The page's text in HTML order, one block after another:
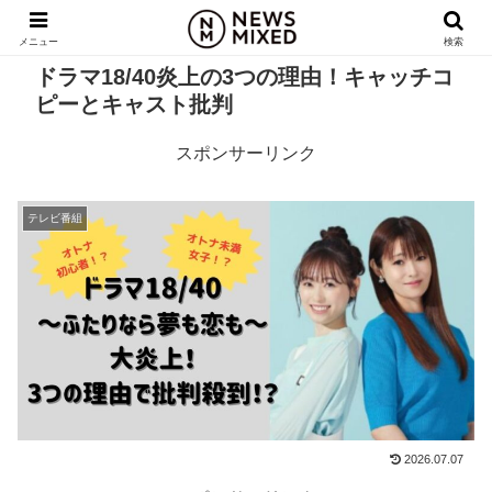
ドラマ18/40炎上の3つの理由！キャッチコ
ピーとキャスト批判
スポンサーリンク
テレビ番組
2026.07.07
メニュー 検索